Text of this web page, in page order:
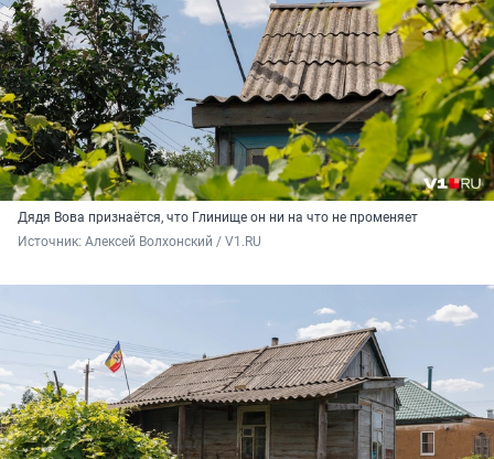
Дядя Вова признаётся, что Глинище он ни на что не променяет
Источник: Алексей Волхонский / V1.RU